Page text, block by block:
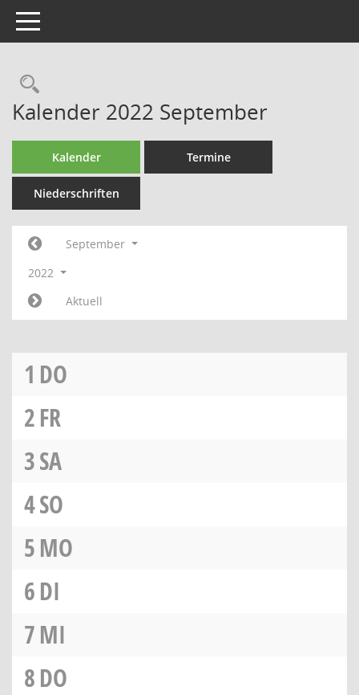
Toggle navigation
Rechercheauswahl
Kalender 2022 September
Kalender Termine
Niederschriften
September
2022
Aktuell
1 DO
2FR
3SA
4SO
5MO
6DI
7MI
8DO